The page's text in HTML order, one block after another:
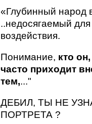
«Глубинный народ
..недосягаемый
воздействия.
Понимание, кто
часто приходит
тем,..."
ДЕБИЛ, ТЫ НЕ
ПОРТРЕТА ?